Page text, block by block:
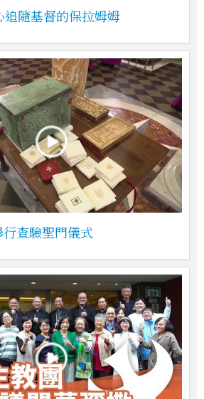
追隨基督的保拉姆姆
查驗聖門儀式